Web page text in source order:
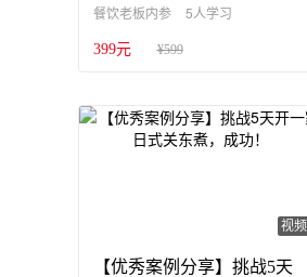
餐饮老板内参 5人学习
399元 ¥599
视频
【优秀案例分享】挑战5天